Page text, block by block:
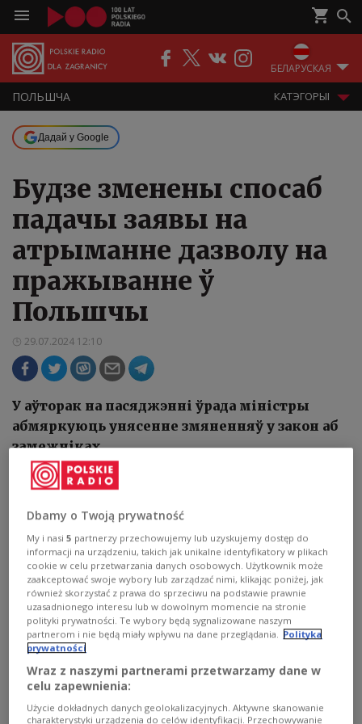
БЕЛАРУСКАЯ
ПОЛЬШЧА КАТЭГОРЫІ
Дадай у Google
Будзе зменены спосаб
падачы заявы на
атрыманне дазволу на
пражыванне ў
Польшчы
29.07.2024 12:10
У аўторак на пасяджэнні ўрада міністры
абмяркуюць унясенне змяненняў у закон аб
замежніках
Упраўленне па справах іншаземцаў, Варшава PAP/Jakub Kamiński
Праект паправак да Закона аб замежніках,
прадстаўлены міністрам унутраных спраў і
адміністрацыі, накіраваны на імплементацыю
Dbamy o Twoją prywatność
My i nasi5 partnerzy przechowujemy lub uzyskujemy dostęp do
informacji na urządzeniu, takich jak unikalne identyfikatory w plikach
cookie w celu przetwarzania danych osobowych. Użytkownik może
zaakceptować swoje wybory lub zarządzać nimi, klikając poniżej, jak
również skorzystać z prawa do sprzeciwu na podstawie prawnie
uzasadnionego interesu lub w dowolnym momencie na stronie
polityki prywatności. Te wybory będą sygnalizowane naszym
partnerom i nie będą miały wpływu na dane przeglądania.
Polityka
prywatności
Wraz z naszymi partnerami przetwarzamy dane w
celu zapewnienia:
Użycie dokładnych danych geolokalizacyjnych. Aktywne skanowanie
charakterystyki urządzenia do celów identyfikacji. Przechowywanie